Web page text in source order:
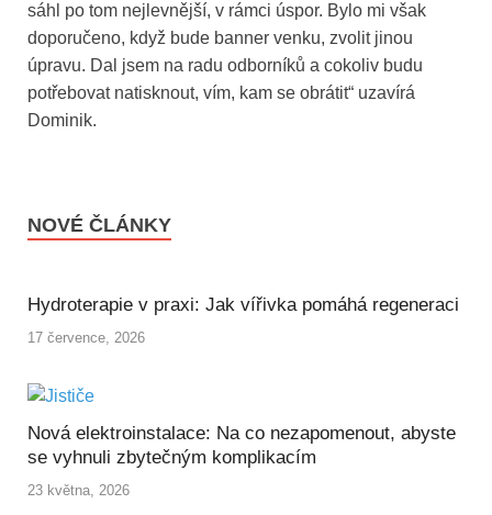
sáhl po tom nejlevnější, v rámci úspor. Bylo mi však
doporučeno, když bude banner venku, zvolit jinou
úpravu. Dal jsem na radu odborníků a cokoliv budu
potřebovat natisknout, vím, kam se obrátit“ uzavírá
Dominik.
NOVÉ ČLÁNKY
Hydroterapie v praxi: Jak vířivka pomáhá regeneraci
17 července, 2026
Nová elektroinstalace: Na co nezapomenout, abyste
se vyhnuli zbytečným komplikacím
23 května, 2026